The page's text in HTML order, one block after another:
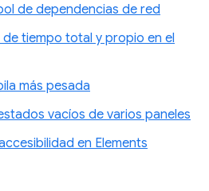
de dependencias de red
tiempo total y propio en el
más pesada
vacíos de varios paneles
en Elements